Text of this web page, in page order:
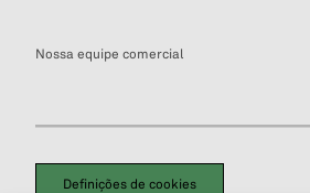
Nossa equipe comercial
Definições de cookies